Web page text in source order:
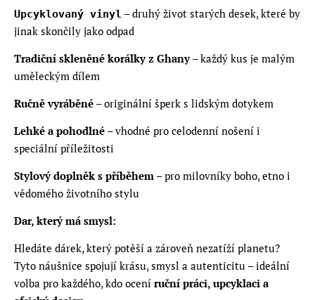
Upcyklovaný vinyl – druhý život starých desek, které by
jinak skončily jako odpad
Tradiční skleněné korálky z Ghany– každý kus je malým
uměleckým dílem
Ručně vyráběné – originální šperk s lidským dotykem
Lehké a pohodlné – vhodné pro celodenní nošení i
speciální příležitosti
Stylový doplněk s příběhem – pro milovníky boho, etno i
vědomého životního stylu
Dar, který másmysl:
Hledáte dárek, který potěší a zároveň nezatíží planetu?
Tyto náušnice spojují krásu, smysl a autenticitu – ideální
volba pro každého, kdo ocení ruční práci, upcyklaci a